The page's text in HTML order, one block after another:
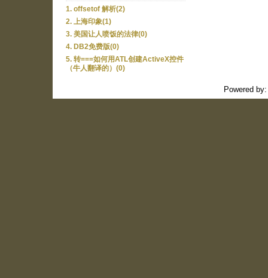
1. offsetof 解析(2)
2. 上海印象(1)
3. 美国让人喷饭的法律(0)
4. DB2免费版(0)
5. 转===如何用ATL创建ActiveX控件
（牛人翻译的）(0)
Powered